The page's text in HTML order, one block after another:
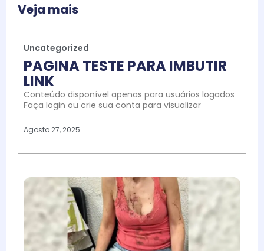
Veja mais
Uncategorized
PAGINA TESTE PARA IMBUTIR
LINK
Conteúdo disponível apenas para usuários logados
Faça login ou crie sua conta para visualizar
Agosto 27, 2025